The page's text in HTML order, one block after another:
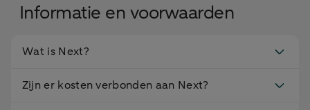
Informatie en voorwaarden
Wat is Next?
Zijn er kosten verbonden aan Next?